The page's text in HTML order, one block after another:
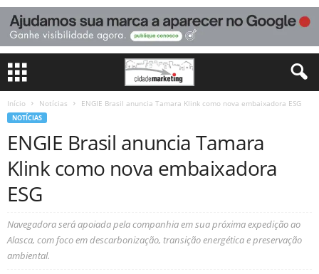
Início Notícias ENGIE Brasil anuncia Tamara Klink como nova embaixadora ESG
NOTÍCIAS
ENGIE Brasil anuncia Tamara
Klink como nova embaixadora
ESG
Navegadora será apoiada pela companhia em sua próxima expedição ao
Alasca, com foco em descarbonização, transição energética e preservação
ambiental.